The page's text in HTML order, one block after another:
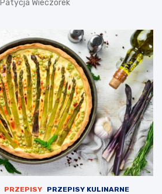
Patycja Wieczorek
PRZEPISY
PRZEPISY KULINARNE